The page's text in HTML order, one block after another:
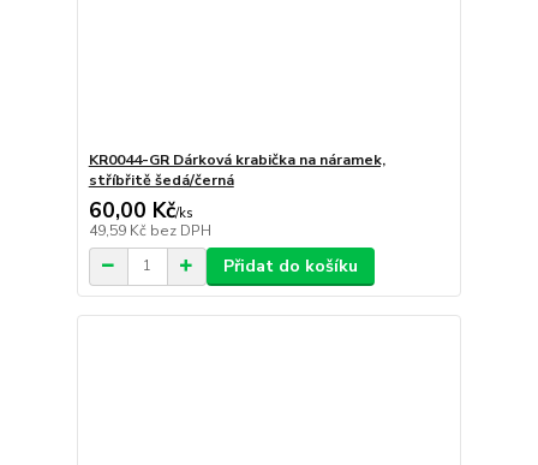
KR0044-GR Dárková krabička na náramek,
stříbřitě šedá/černá
60,00 Kč/ks
49,59 Kč bez DPH
Přidat do košíku